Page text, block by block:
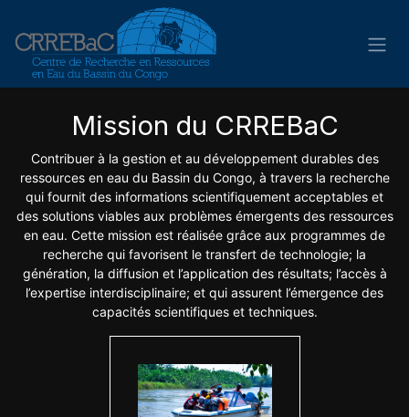
Mission du CRREBaC
Contribuer à la gestion et au développement durables des
ressources en eau du Bassin du Congo, à travers la recherche
qui fournit des informations scientifiquement acceptables et
des solutions viables aux problèmes émergents des ressources
en eau. Cette mission est réalisée grâce aux programmes de
recherche qui favorisent le transfert de technologie; la
génération, la diffusion et l’application des résultats; l’accès à
l’expertise interdisciplinaire; et qui assurent l’émergence des
capacités scientifiques et techniques.